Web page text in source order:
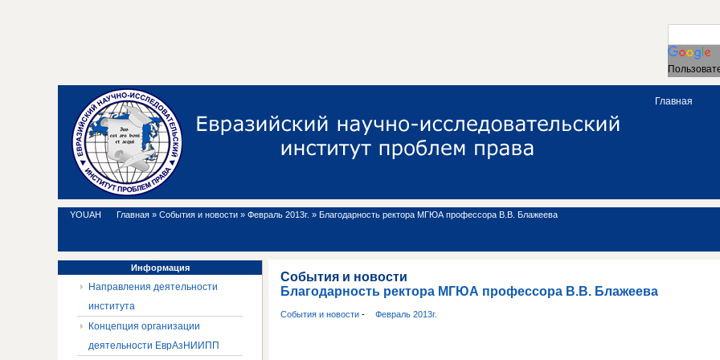
Главная
YOUAH Главная » События и новости » Февраль 2013г. » Благодарность ректора МГЮА профессора В.В. Блажеева
События и новости
Благодарность ректора МГЮА профессора В.В. Блажеева
События и новости- Февраль 2013г.
Информация
Направления деятельности
института
Концепция организации
деятельности ЕврАзНИИПП